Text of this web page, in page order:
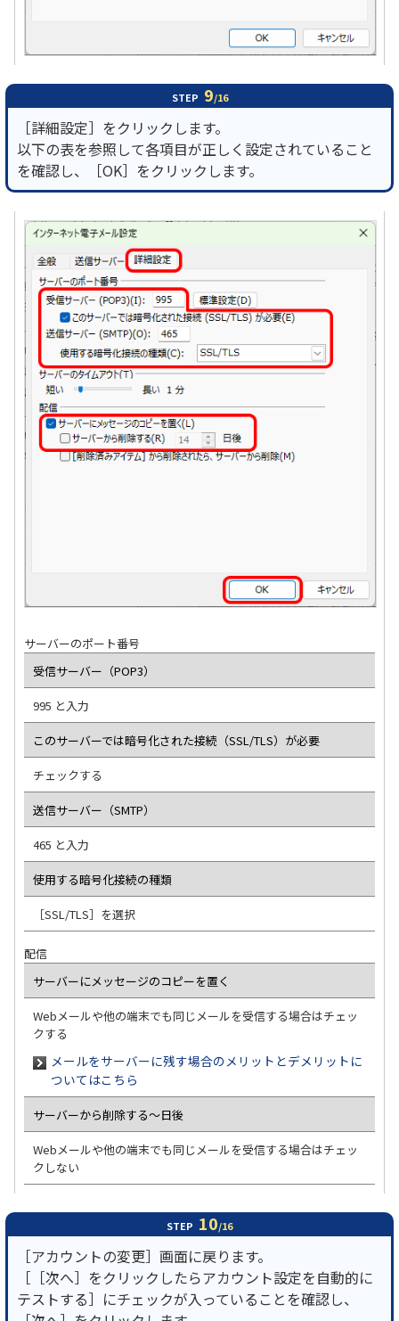
STEP 9/16
［詳細設定］をクリックします。
以下の表を参照して各項目が正しく設定されていること
を確認し、［OK］をクリックします。
サーバーのポート番号
受信サーバー（POP3）
995 と入力
このサーバーでは暗号化された接続（SSL/TLS）が必要
チェックする
送信サーバー（SMTP）
465 と入力
使用する暗号化接続の種類
［SSL/TLS］を選択
配信
サーバーにメッセージのコピーを置く
Webメールや他の端末でも同じメールを受信する場合はチェッ
クする
メールをサーバーに残す場合のメリットとデメリットに
ついてはこちら
サーバーから削除する～日後
Webメールや他の端末でも同じメールを受信する場合はチェッ
クしない
STEP 10/16
［アカウントの変更］画面に戻ります。
［［次へ］をクリックしたらアカウント設定を自動的に
テストする］にチェックが入っていることを確認し、